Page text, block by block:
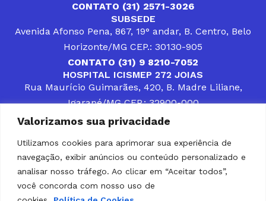
Valorizamos sua privacidade
Utilizamos cookies para aprimorar sua experiência de
navegação, exibir anúncios ou conteúdo personalizado e
analisar nosso tráfego. Ao clicar em “Aceitar todos”,
você concorda com nosso uso de
CONTATO (31) 2571-3026
SUBSEDE
Avenida Afonso Pena, 867, 19° andar, B. Centro, Belo
Horizonte/MG CEP.: 30130-905
CONTATO (31) 9 8210-7052
HOSPITAL ICISMEP 272 JOIAS
Rua Maurício Guimarães, 420, B. Madre Liliane,
Igarapé/MG CEP.: 32900-000
CONTATOS (31) 3512-4400 ou (31) 9 8309-8660
DESENVOLVER SOLUÇÕES, AÇÕES E SERVIÇOS
PÚBLICOS QUE COMPLEMENTEM A ASSISTÊNCIA À
POPULAÇÃO DA REGIÃO EM QUE ATUA, SENDO
PARCEIRO DOS MUNICÍPIOS CONSORCIADOS NA
SOLUÇÃO DE DIFICULDADES ENFRENTADAS POR
GESTORES MUNICIPAIS, É O COMPROMISSO DO
ICISMEP.